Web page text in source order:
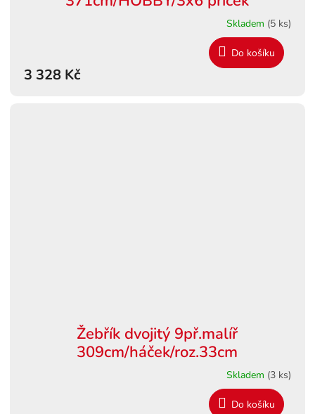
R
M
Skladem (5 ks)
3 328 Kč
Do košíku
Žebřík dvojitý 9př.malíř
309cm/háček/roz.33cm
Skladem (3 ks)
Do košíku